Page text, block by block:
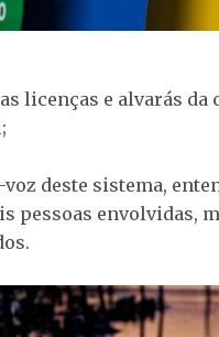
licenças e alvarás da
voz deste sistema,
pessoas envolvidas,